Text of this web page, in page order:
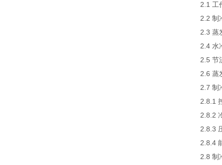
2.1 工
2.2 制
2.3 蒸
2.4 水
2.5 节
2.6 蒸
2.7 制
2.8.1
2.8.2
2.8.3
2.8.4
2.8 制